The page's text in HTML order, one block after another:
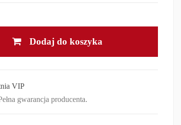
Dodaj do koszyka
VIP
gwarancja producenta.